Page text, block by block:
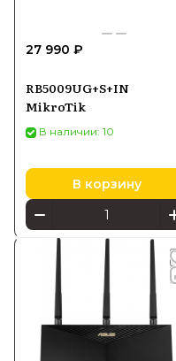
27 990 ₽
RB5009UG+S+IN
MikroTik
В наличии: 10
В корзину